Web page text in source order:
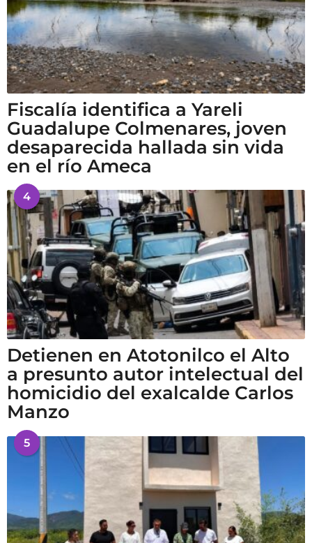
Fiscalía identifica a Yareli
Guadalupe Colmenares, joven
desaparecida hallada sin vida
en el río Ameca
4
Detienen en Atotonilco el Alto
a presunto autor intelectual del
homicidio del exalcalde Carlos
Manzo
5